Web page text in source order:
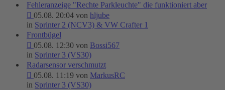
Fehleranzeige "Rechte Parkleuchte" die funktioniert aber
05.08. 20:04 von hljube
in Sprinter 2 (NCV3) & VW Crafter 1
Frontbügel
05.08. 12:30 von Bossi567
in Sprinter 3 (VS30)
Radarsensor verschmutzt
05.08. 11:19 von MarkusRC
in Sprinter 3 (VS30)